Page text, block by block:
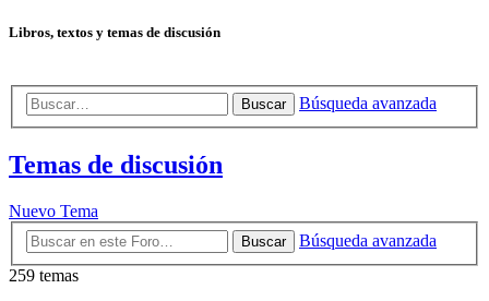
Libros, textos y temas de discusión
Buscar Búsqueda avanzada
Temas de discusión
Nuevo Tema
Buscar
Búsqueda avanzada
259 temas